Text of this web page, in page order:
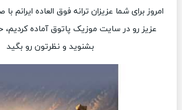
امروز برای شما عزیزان ترانه فوق العاده ایرانم
عزیز رو در سایت موزیک پاتوق آماده کردیم،
بشنوید و نظرتون رو بگید